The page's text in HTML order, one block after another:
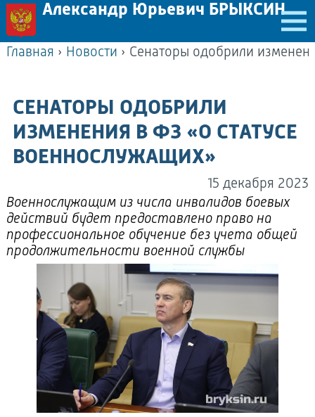
Александр Юрьевич БРЫКСИН
Главная › Новости ›
СЕНАТОРЫ ОДОБРИЛИ
ИЗМЕНЕНИЯ В ФЗ «О СТАТУСЕ
ВОЕННОСЛУЖАЩИХ»
15 декабря 2023
Военнослужащим из числа инвалидов боевых
действий будет предоставлено право на
профессиональное обучение без учета общей
продолжительности военной службы